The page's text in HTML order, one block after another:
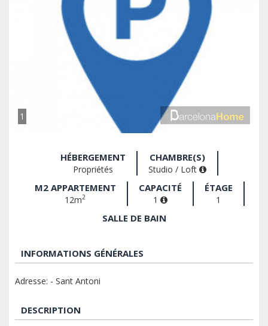
1
HÉBERGEMENT
Propriétés
CHAMBRE(S)
Studio / Loft
M2 APPARTEMENT
12m2
CAPACITÉ
1
ÉTAGE
1
SALLE DE BAIN
INFORMATIONS GÉNÉRALES
Adresse: - Sant Antoni
DESCRIPTION